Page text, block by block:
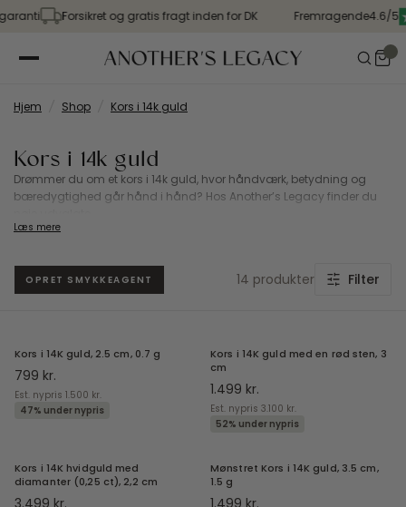
Forsikret og gratis fragt inden for DK Fremragende4.6/5
Hjem Shop Kors i 14k guld
Kors i 14k guld
Drømmer du om et kors i 14k guld, hvor håndværk, betydning og
bæredygtighed går hånd i hånd? Hos Another’s Legacy finder du
Læs mere